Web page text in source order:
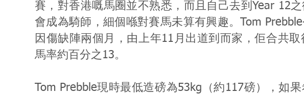
賽，對香港嘅馬圈並不熟悉，而且自己去到Year 12
會成為騎師，細個喺對賽馬未算有興趣。Tom
因傷缺陣兩個月，由上年11月出道到而家，佢合共取
馬率約百分之13。
Tom Prebble現時最低造磅為53kg（約117磅），如